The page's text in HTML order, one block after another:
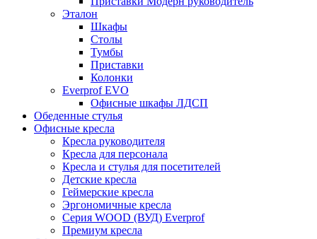
Эталон
Шкафы
Столы
Тумбы
Приставки
Колонки
Everprof EVO
Офисные шкафы ЛДСП
Обеденные стулья
Офисные кресла
Кресла руководителя
Кресла для персонала
Кресла и стулья для посетителей
Детские кресла
Геймерские кресла
Эргономичные кресла
Серия WOOD (ВУД) Everprof
Премиум кресла